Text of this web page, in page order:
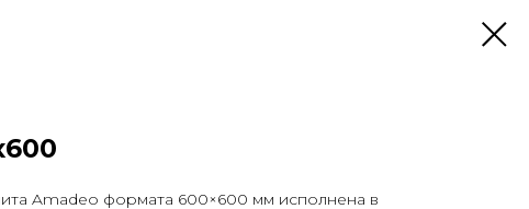
Amadeo формата 600×600 мм исполнена в